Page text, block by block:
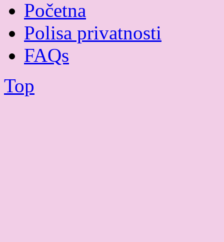
Početna
Polisa privatnosti
FAQs
Top